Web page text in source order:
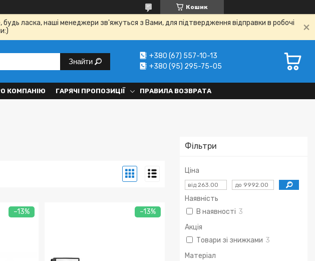
Кошик
ласка, наші менеджери зв'яжуться з Вами, для підтвердження відправки в робочі
Знайти
+380 (67) 557-10-13
+380 (95) 295-75-05
КОМПАНІЮ ГАРЯЧІ ПРОПОЗИЦІЇ ПРАВИЛА ВОЗВРАТА
Фільтри
Ціна
Наявність
В наявності 3
Акція
Товари зі знижками 3
Матеріал
–13% –13%